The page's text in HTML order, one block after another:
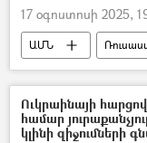
17 օգոստոսի 2025,
ԱՄՆ
պատժամիջոցներ
Ուկրաինայի
համար
կլինի զիջումների